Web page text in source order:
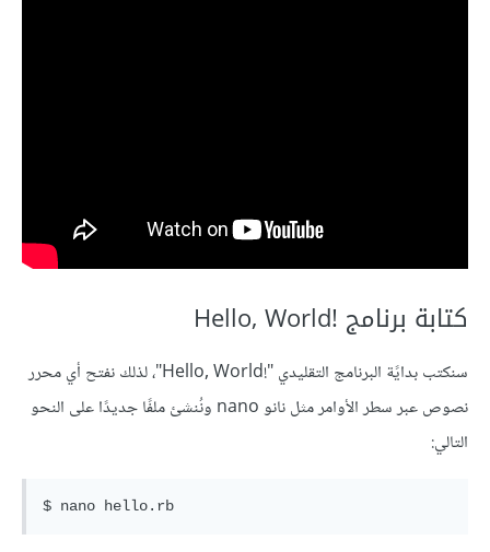
كتابة برنامج !Hello, World
سنكتب بدايًة البرنامج التقليدي "!Hello, World"، لذلك نفتح أي محرر
نصوص عبر سطر الأوامر مثل نانو nano ونُنشئ ملفًا جديدًا على النحو
التالي: